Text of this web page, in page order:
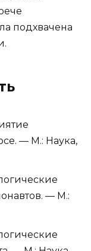
подхвачена
— М.: Наука,
— М.: